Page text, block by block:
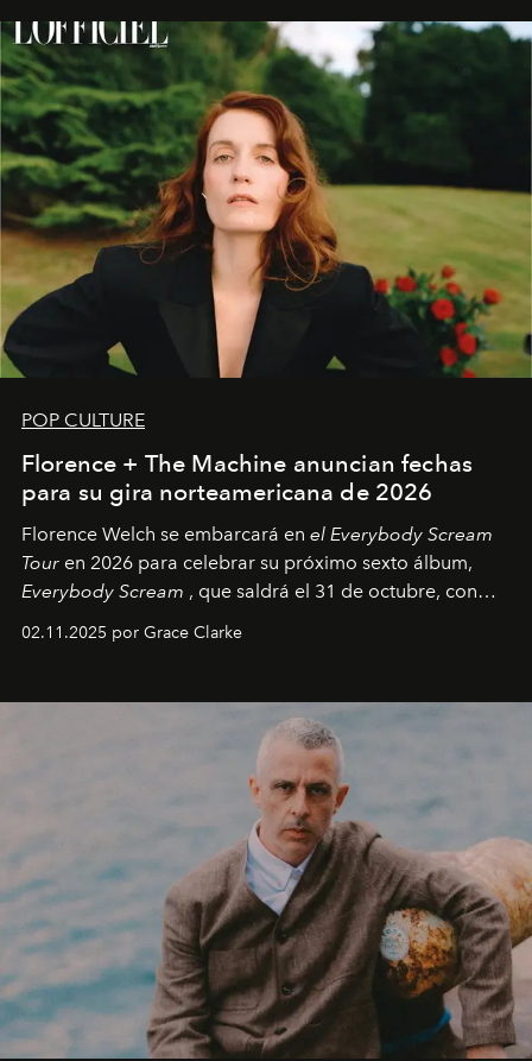
POP CULTURE
Florence + The Machine anuncian fechas
para su gira norteamericana de 2026
Florence Welch se embarcará en el Everybody Scream
Tour en 2026 para celebrar su próximo sexto álbum,
Everybody Scream , que saldrá el 31 de octubre, con
fechas en Norteamérica a partir de abril del próximo
02.11.2025 por Grace Clarke